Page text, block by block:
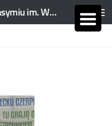
Szkoła Podstawowa w Pasymiu im. Wojciecha Kętrzyńskiego